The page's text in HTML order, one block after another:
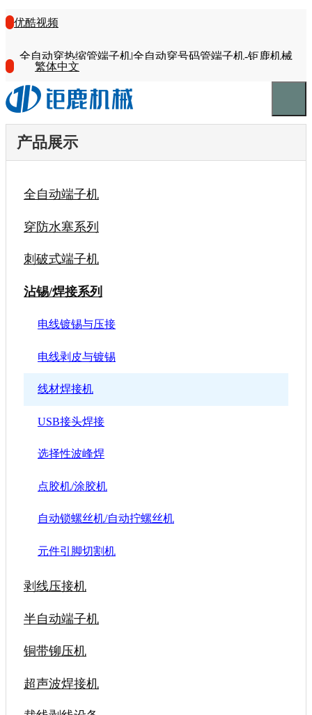
优酷视频
全自动穿热缩管端子机|全自动穿号码管端子机-钜鹿机械
繁体中文
产品展示
全自动端子机
穿防水塞系列
刺破式端子机
沾锡/焊接系列
电线镀锡与压接
电线剥皮与镀锡
线材焊接机
USB接头焊接
选择性波峰焊
点胶机/涂胶机
自动锁螺丝机/自动拧螺丝机
元件引脚切割机
剥线压接机
半自动端子机
铜带铆压机
超声波焊接机